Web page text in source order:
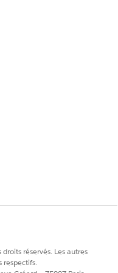
de la messagerie,
PROBLÈME ?
réservés. Les autres
respectifs.